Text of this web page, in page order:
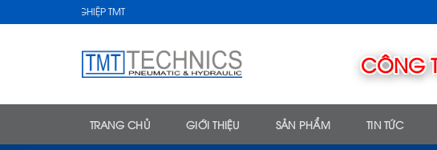
to
CÔNG NGHIỆP TMT
TRANG CHỦ GIỚI THIỆU SẢN PHẨM TIN TỨC